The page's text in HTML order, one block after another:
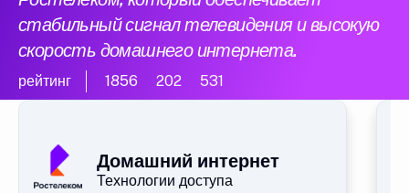
стабильный сигнал телевидения и высокую
скорость домашнего интернета.
рейтинг 1856 202 531
Домашний интернет
Технологии доступа